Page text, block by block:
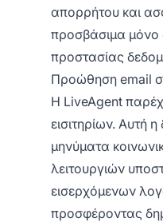
απορρήτου και
προσβάσιμα μόνο
προστασίας
Προώθηση email
Η LiveAgent
εισιτηρίων. Αυτή
μηνύματα
λειτουργιών
εισερχόμενων
προσφέροντας